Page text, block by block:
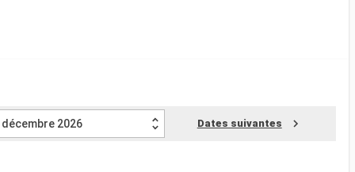
décembre 2026 Dates suivantes